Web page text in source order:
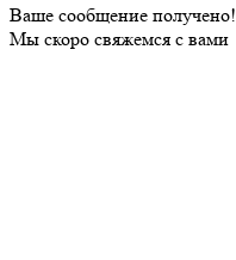
Ваше сообщение получено!
Мы скоро свяжемся с вами